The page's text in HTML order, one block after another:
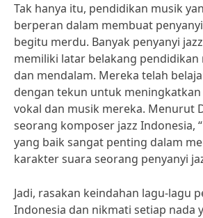
Tak hanya itu, pendidikan musik
berperan dalam membuat
begitu merdu. Banyak penyanyi
memiliki latar belakang pendidikan
dan mendalam. Mereka telah
dengan tekun untuk
vokal dan musik mereka. Menurut
seorang komposer jazz Indonesia,
yang baik sangat penting dalam
karakter suara seorang penyanyi
Jadi, rasakan keindahan lagu-lagu
Indonesia dan nikmati setiap nada